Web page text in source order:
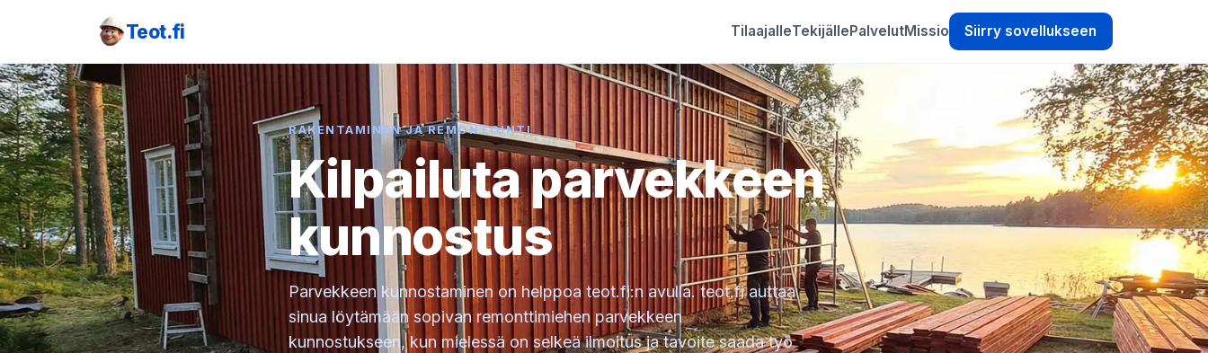
Teot.fi TilaajalleTekijällePalvelutMissio Siirry sovellukseen
RAKENTAMINEN JA REMONTOINTI
Kilpailuta parvekkeen
kunnostus
Parvekkeen kunnostaminen on helppoa teot.fi:n avulla. teot.fi auttaa
sinua löytämään sopivan remonttimiehen parvekkeen
kunnostukseen, kun mielessä on selkeä ilmoitus ja tavoite saada työ